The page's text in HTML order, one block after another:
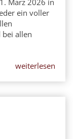
März 2026 in
ein voller
allen
weiterlesen